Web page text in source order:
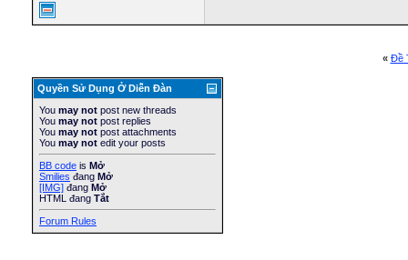
« Ðề
Quyền Sử Dụng Ở Diễn Ðàn
You may not post new threads
You may not post replies
You may not post attachments
You may not edit your posts
BB code is Mở
Smilies đang Mở
[IMG] đang Mở
HTML đang Tắt
Forum Rules